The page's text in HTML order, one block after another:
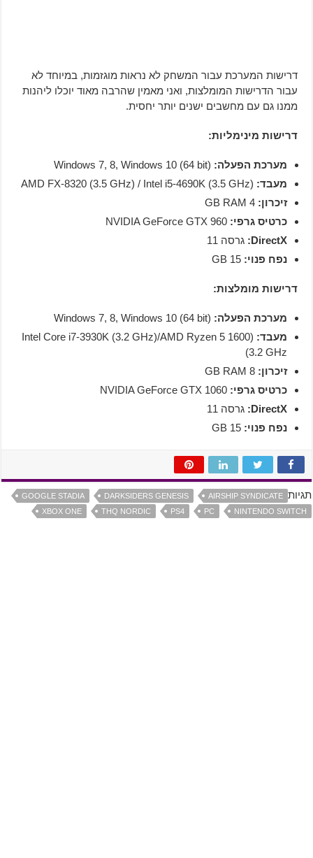
דרישות המערכת עבור המשחק לא נראות מוגזמות, במיוחד לא
עבור הדרישות המומלצות, ואני מאמין שהרבה מאוד יוכלו ליהנות
ממנו גם עם מחשבים ישנים יותר יחסית.
דרישות מינימליות:
מערכת הפעלה:(Windows 7, 8, Windows 10 (64 bit
מעבד:(AMD FX-8320 (3.5 GHz) / Intel i5-4690K (3.5 GHz
זיכרון:4 GB RAM
כרטיס גרפי:NVIDIA GeForce GTX 960
DirectX: גרסה 11
נפח פנוי:15 GB
דרישות מומלצות:
מערכת הפעלה:(Windows 7, 8, Windows 10 (64 bit
מעבד: (Intel Core i7-3930K (3.2 GHz)/AMD Ryzen 5 1600
(3.2 GHz
זיכרון:8 GB RAM
כרטיס גרפי:NVIDIA GeForce GTX 1060
DirectX: גרסה 11
נפח פנוי:15 GB
תגיות AIRSHIP SYNDICATE
DARKSIDERS GENESIS
GOOGLE STADIA
NINTENDO SWITCH
PC
PS4
THQ NORDIC
XBOX ONE